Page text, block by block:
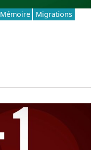
Mémoire
Migrations